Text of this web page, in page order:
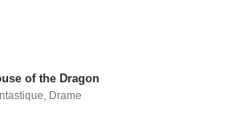
of the Dragon
, Drame